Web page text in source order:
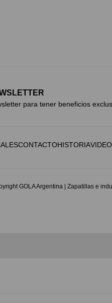
para tener beneficios
CONTACTOHISTORIA
GOLA Argentina | Zapatillas e